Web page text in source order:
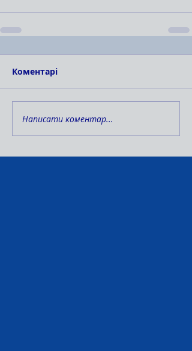
Коментарі
Написати коментар...